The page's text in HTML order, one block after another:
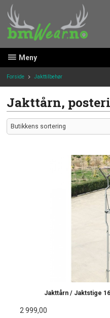
innholdet
Meny
Forside Jakttilbehør
Jakttårn,
Jakttårn / Jaktstige
2 999,00